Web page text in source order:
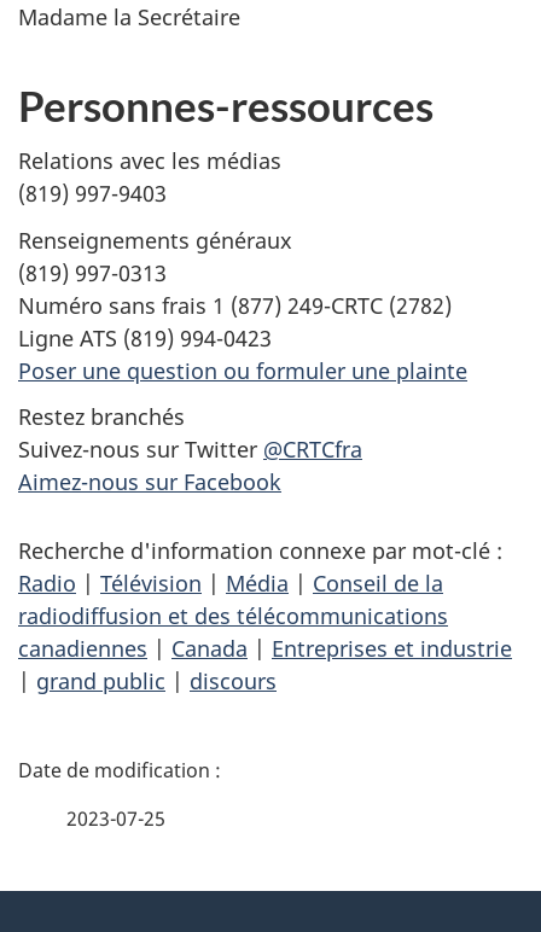
Madame la Secrétaire
Personnes-ressources
Relations avec les médias
(819) 997-9403
Renseignements généraux
(819) 997-0313
Numéro sans frais 1 (877) 249-CRTC (2782)
Ligne ATS (819) 994-0423
Poser une question ou formuler une plainte
Restez branchés
Suivez-nous sur Twitter @CRTCfra
Aimez-nous sur Facebook
Recherche d'information connexe par mot-clé :
Radio | Télévision | Média | Conseil de la
radiodiffusion et des télécommunications
canadiennes | Canada | Entreprises et industrie
| grand public | discours
D
2023-07-25